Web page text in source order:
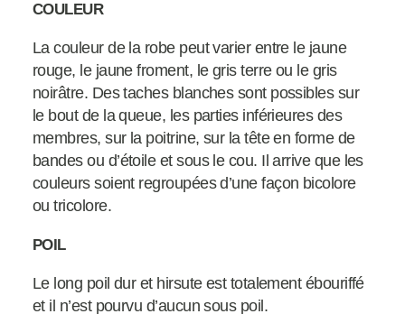
COULEUR
La couleur de la robe peut varier entre le jaune
rouge, le jaune froment, le gris terre ou le gris
noirâtre. Des taches blanches sont possibles sur
le bout de la queue, les parties inférieures des
membres, sur la poitrine, sur la tête en forme de
bandes ou d’étoile et sous le cou. Il arrive que les
couleurs soient regroupées d’une façon bicolore
ou tricolore.
POIL
Le long poil dur et hirsute est totalement ébouriffé
et il n’est pourvu d’aucun sous poil.